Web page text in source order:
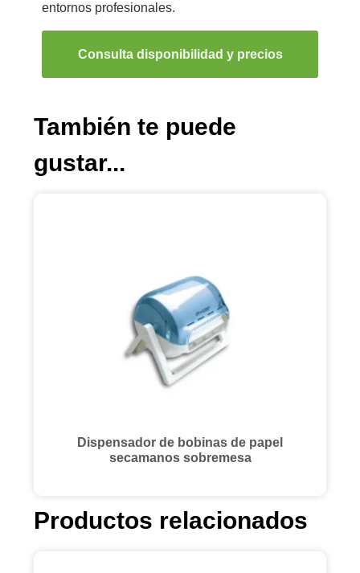
entornos profesionales.
Consulta disponibilidad y precios
También te puede
gustar...
Dispensador de bobinas de papel
secamanos sobremesa
Productos relacionados